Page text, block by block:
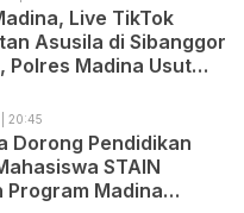
Live TikTok
Asusila di Sibanggor
Polres Madina Usut
20:45
Dorong Pendidikan
STAIN
Program Madina